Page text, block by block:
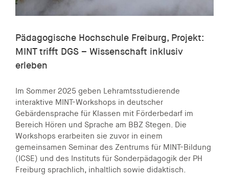
Pädagogische Hochschule Freiburg, Projekt:
MINT trifft DGS – Wissenschaft inklusiv
erleben
Im Sommer 2025 geben Lehramtsstudierende
interaktive MINT-Workshops in deutscher
Gebärdensprache für Klassen mit Förderbedarf im
Bereich Hören und Sprache am BBZ Stegen. Die
Workshops erarbeiten sie zuvor in einem
gemeinsamen Seminar des Zentrums für MINT-Bildung
(ICSE) und des Instituts für Sonderpädagogik der PH
Freiburg sprachlich, inhaltlich sowie didaktisch.